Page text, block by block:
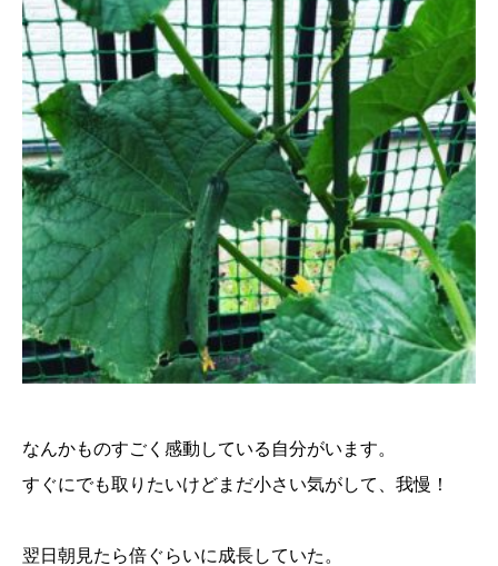
なんかものすごく感動している自分がいます。
すぐにでも取りたいけどまだ小さい気がして、我慢！
翌日朝見たら倍ぐらいに成長していた。